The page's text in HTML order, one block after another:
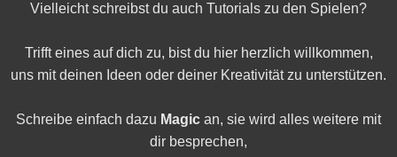
Vielleicht schreibst du auch Tutorials zu den Spielen?
Trifft eines auf dich zu, bist du hier herzlich willkommen,
uns mit deinen Ideen oder deiner Kreativität zu unterstützen.
Schreibe einfach dazu Magic an, sie wird alles weitere mit
dir besprechen,